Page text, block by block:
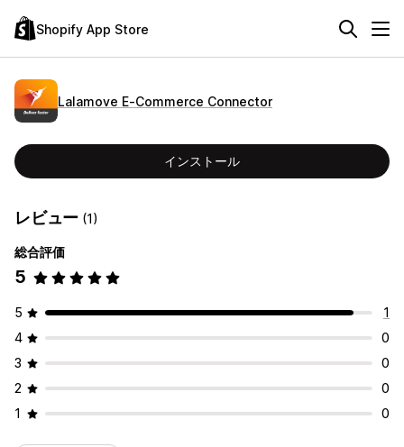
Shopify App Store
Lalamove E‑Commerce Connector
インストール
レビュー (1)
総合評価
5
5
1
4
0
3
0
2
0
1
0